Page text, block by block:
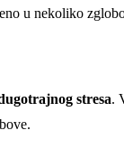
u nekoliko
stresa.